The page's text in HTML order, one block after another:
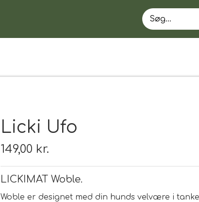
Licki Ufo
149,00 kr.
LICKIMAT Woble.
Woble er designet med din hunds velvære i